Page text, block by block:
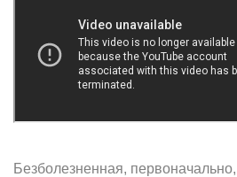
Безболезненная,